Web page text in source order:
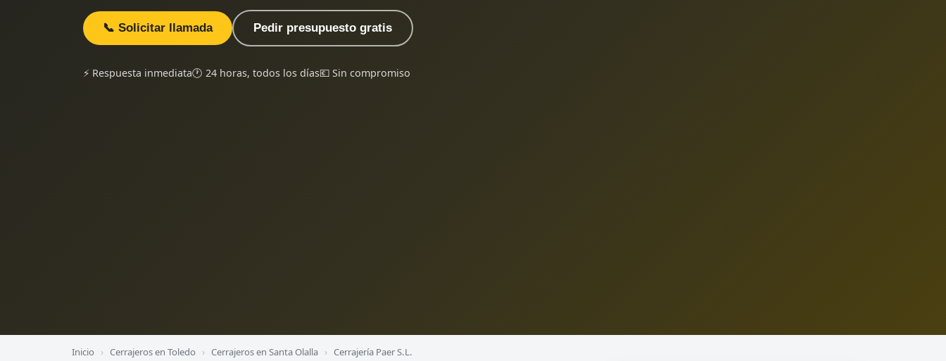
📞 Solicitar llamada Pedir presupuesto gratis
⚡ Respuesta inmediata🕐 24 horas, todos los días💶 Sin compromiso
Inicio › Cerrajeros en Toledo › Cerrajeros en Santa Olalla › Cerrajería Paer S.L.